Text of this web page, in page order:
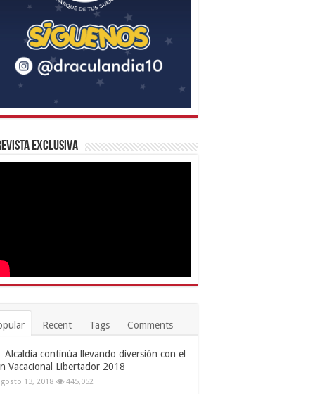
Exclusiva
Recent Tags Comments
Alcaldía continúa llevando diversión con el
Vacacional Libertador 2018
13, 2018 445,052